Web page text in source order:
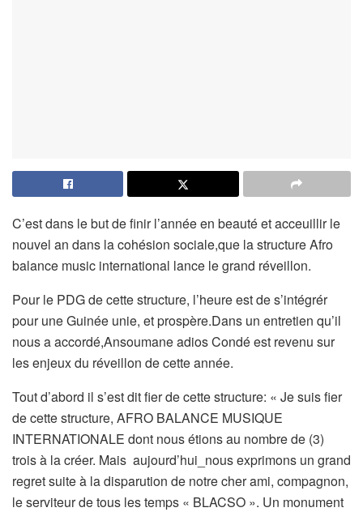
C’est dans le but de finir l’année en beauté et acceuillir le
nouvel an dans la cohésion sociale,que la structure Afro
balance music international lance le grand réveillon.
Pour le PDG de cette structure, l’heure est de s’intégrér
pour une Guinée unie, et prospère.Dans un entretien qu’il
nous a accordé,Ansoumane adios Condé est revenu sur
les enjeux du réveillon de cette année.
Tout d’abord il s’est dit fier de cette structure: « Je suis fier
de cette structure, AFRO BALANCE MUSIQUE
INTERNATIONALE dont nous étions au nombre de (3)
trois à la créer. Mais aujourd’hui_nous exprimons un grand
regret suite à la disparution de notre cher ami, compagnon,
le serviteur de tous les temps « BLACSO ». Un monument